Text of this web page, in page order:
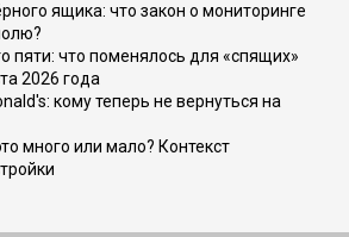
ящика: что закон о мониторинге
пяти: что поменялось для «спящих»
2026 года
кому теперь не вернуться на
много или мало? Контекст